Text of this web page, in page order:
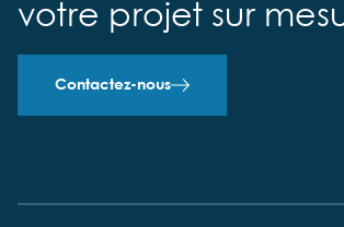
votre projet sur
Contactez-nous